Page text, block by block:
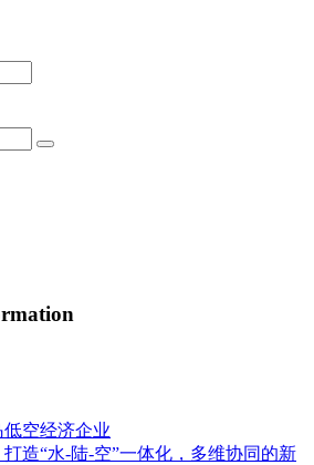
空经济企业
造“水-陆-空”一体化，多维协同的新